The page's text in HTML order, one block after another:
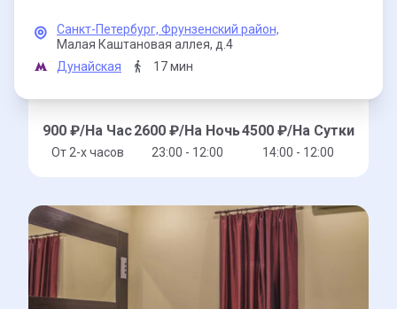
Санкт-Петербург, Фрунзенский район,
Малая Каштановая аллея, д.4
Дунайская
17 мин
900 ₽/На Час
От 2-x часов
2600 ₽/На Ночь
23:00 - 12:00
4500 ₽/На Сутки
14:00 - 12:00